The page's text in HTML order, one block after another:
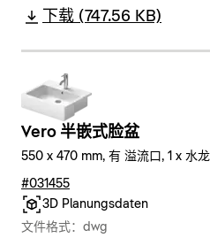
下载 (747.56 KB)
Vero 半嵌式脸盆
550 x 470 mm, 有 溢流口, 1 x 水
#031455
3D Planungsdaten
文件格式：dwg